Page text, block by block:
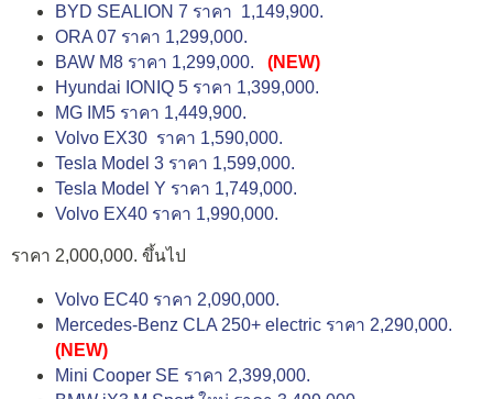
BYD SEALION 7 ราคา 1,149,900.
ORA 07 ราคา 1,299,000.
BAW M8 ราคา 1,299,000.
(NEW)
Hyundai IONIQ 5 ราคา 1,399,000.
MG IM5 ราคา 1,449,900.
Volvo EX30 ราคา 1,590,000.
Tesla Model 3 ราคา 1,599,000.
Tesla Model Y ราคา 1,749,000.
Volvo EX40 ราคา 1,990,000.
ราคา 2,000,000. ขึ้นไป
Volvo EC40 ราคา 2,090,000.
Mercedes-Benz CLA 250+ electric ราคา 2,290,000.
(NEW)
Mini Cooper SE ราคา 2,399,000.